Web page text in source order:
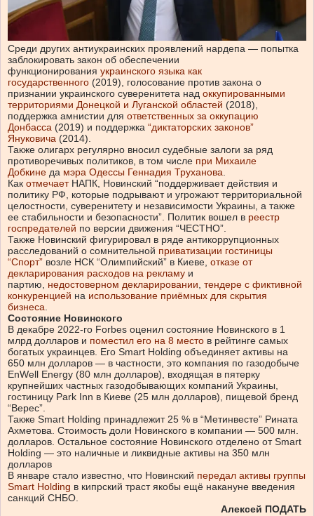
Среди других антиукраинских проявлений нардепа — попытка
заблокировать закон об обеспечении
функционирования украинского языка как
государственного (2019), голосование против закона о
признании украинского суверенитета над оккупированными
территориями Донецкой и Луганской областей (2018),
поддержка амнистии для ответственных за оккупацию
Донбасса (2019) и поддержка “диктаторских законов”
Януковича (2014).
Также олигарх регулярно вносил судебные залоги за ряд
противоречивых политиков, в том числе при Михаиле
Добкине да мэра Одессы Геннадия Труханова
Как отмечаетНАПК, Новинский “поддерживает действия и
политику РФ, которые подрывают и угрожают территориальной
целостности, суверенитету и независимости Украины, а также
ее стабильности и безопасности”. Политик вошел в реестр
госпредателей по версии движения “ЧЕСТНО”.
Также Новинский фигурировал в ряде антикоррупционных
расследований о сомнительной приватизации гостиницы
“Спорт” возле НСК “Олимпийский” в Киеве, отказе от
декларирования расходов на рекламу и
партию,
недостоверном декларировании тендере с фиктивной
конкуренцией на использование приёмных для скрытия
бизнеса
Состояние Новинского
В декабре 2022-го Forbes оценил состояние Новинского в 1
млрд долларов и поместил его на 8 место в рейтинге самых
богатых украинцев. Его Smart Holding объединяет активы на
650 млн долларов — в частности, это компания по газодобыче
EnWell Energy (80 млн долларов), входящая в пятерку
крупнейших частных газодобывающих компаний Украины,
гостиницу Park Inn в Киеве (25 млн долларов), пищевой бренд
“Верес”.
Также Smart Holding принадлежит 25 % в “Метинвесте” Рината
Ахметова. Стоимость доли Новинского в компании — 500 млн.
долларов. Остальное состояние Новинского отделено от Smart
Holding — это наличные и ликвидные активы на 350 млн
долларов
В январе стало известно, что Новинский передал активы группы
Smart Holding в кипрский траст якобы ещё накануне введения
санкций СНБО.
Алексей ПОДАТЬ